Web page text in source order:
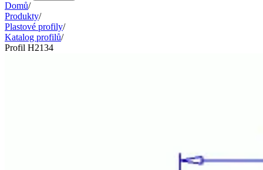
Domů/
Produkty/
Plastové profily/
Katalog profilů/
Profil H2134